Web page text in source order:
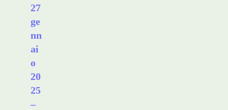
27
ge
nn
ai
o
20
25
–